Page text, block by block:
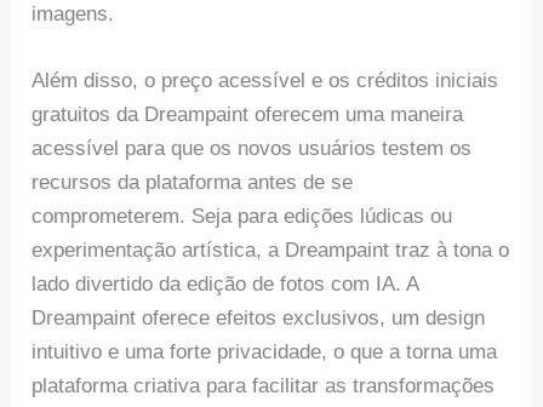
imagens.
Além disso, o preço acessível e os créditos iniciais
gratuitos da Dreampaint oferecem uma maneira
acessível para que os novos usuários testem os
recursos da plataforma antes de se
comprometerem. Seja para edições lúdicas ou
experimentação artística, a Dreampaint traz à tona o
lado divertido da edição de fotos com IA. A
Dreampaint oferece efeitos exclusivos, um design
intuitivo e uma forte privacidade, o que a torna uma
plataforma criativa para facilitar as transformações